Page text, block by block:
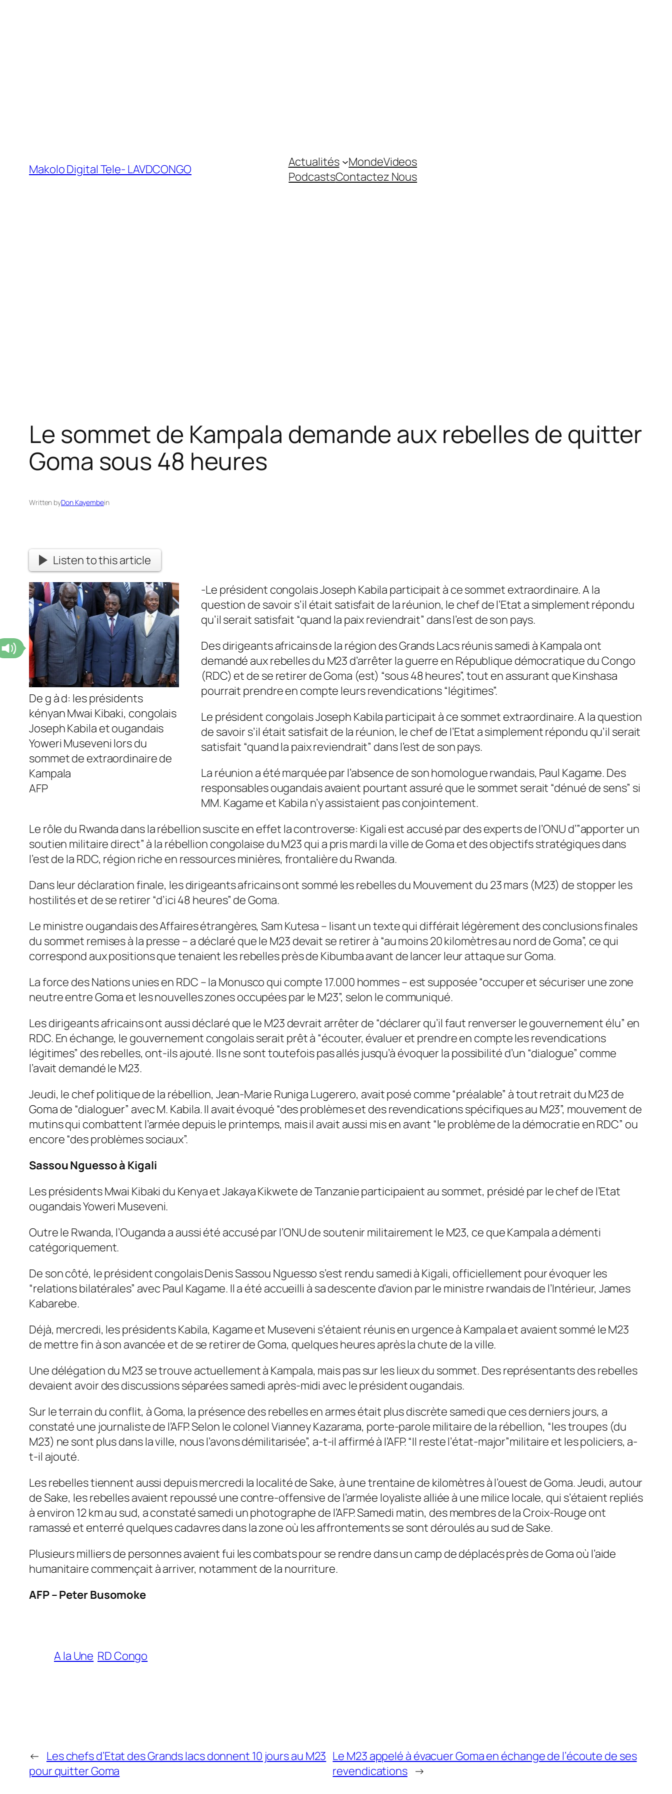
Makolo Digital Tele- LAVDCONGO Actualités MondeVideos
PodcastsContactez Nous
Le sommet de Kampala demande aux rebelles de quitter
Goma sous 48 heures
Written byDon Kayembein
Listen to this article
De g à d: les présidents
kényan Mwai Kibaki, congolais
Joseph Kabila et ougandais
Yoweri Museveni lors du
sommet de extraordinaire de
Kampala
AFP
-Le président congolais Joseph Kabila participait à ce sommet extraordinaire. A la
question de savoir s’il était satisfait de la réunion, le chef de l’Etat a simplement répondu
qu’il serait satisfait “quand la paix reviendrait” dans l’est de son pays.
Des dirigeants africains de la région des Grands Lacs réunis samedi à Kampala ont
demandé aux rebelles du M23 d’arrêter la guerre en République démocratique du Congo
(RDC) et de se retirer de Goma (est) “sous 48 heures”, tout en assurant que Kinshasa
pourrait prendre en compte leurs revendications “légitimes”.
Le président congolais Joseph Kabila participait à ce sommet extraordinaire. A la question
de savoir s’il était satisfait de la réunion, le chef de l’Etat a simplement répondu qu’il serait
satisfait “quand la paix reviendrait” dans l’est de son pays.
La réunion a été marquée par l’absence de son homologue rwandais, Paul Kagame. Des
responsables ougandais avaient pourtant assuré que le sommet serait “dénué de sens” si
MM. Kagame et Kabila n’y assistaient pas conjointement.
Le rôle du Rwanda dans la rébellion suscite en effet la controverse: Kigali est accusé par des experts de l’ONU d’”apporter un
soutien militaire direct” à la rébellion congolaise du M23 qui a pris mardi la ville de Goma et des objectifs stratégiques dans
l’est de la RDC, région riche en ressources minières, frontalière du Rwanda.
Dans leur déclaration finale, les dirigeants africains ont sommé les rebelles du Mouvement du 23 mars (M23) de stopper les
hostilités et de se retirer “d’ici 48 heures” de Goma.
Le ministre ougandais des Affaires étrangères, Sam Kutesa – lisant un texte qui différait légèrement des conclusions finales
du sommet remises à la presse – a déclaré que le M23 devait se retirer à “au moins 20 kilomètres au nord de Goma”, ce qui
correspond aux positions que tenaient les rebelles près de Kibumba avant de lancer leur attaque sur Goma.
La force des Nations unies en RDC – la Monusco qui compte 17.000 hommes – est supposée “occuper et sécuriser une zone
neutre entre Goma et les nouvelles zones occupées par le M23”, selon le communiqué.
Les dirigeants africains ont aussi déclaré que le M23 devrait arrêter de “déclarer qu’il faut renverser le gouvernement élu” en
RDC. En échange, le gouvernement congolais serait prêt à “écouter, évaluer et prendre en compte les revendications
légitimes” des rebelles, ont-ils ajouté. Ils ne sont toutefois pas allés jusqu’à évoquer la possibilité d’un “dialogue” comme
l’avait demandé le M23.
Jeudi, le chef politique de la rébellion, Jean-Marie Runiga Lugerero, avait posé comme “préalable” à tout retrait du M23 de
Goma de “dialoguer” avec M. Kabila. Il avait évoqué “des problèmes et des revendications spécifiques au M23”, mouvement de
mutins qui combattent l’armée depuis le printemps, mais il avait aussi mis en avant “le problème de la démocratie en RDC” ou
encore “des problèmes sociaux”.
Sassou Nguesso à Kigali
Les présidents Mwai Kibaki du Kenya et Jakaya Kikwete de Tanzanie participaient au sommet, présidé par le chef de l’Etat
ougandais Yoweri Museveni.
Outre le Rwanda, l’Ouganda a aussi été accusé par l’ONU de soutenir militairement le M23, ce que Kampala a démenti
catégoriquement.
De son côté, le président congolais Denis Sassou Nguesso s’est rendu samedi à Kigali, officiellement pour évoquer les
“relations bilatérales” avec Paul Kagame. Il a été accueilli à sa descente d’avion par le ministre rwandais de l’Intérieur, James
Kabarebe.
Déjà, mercredi, les présidents Kabila, Kagame et Museveni s’étaient réunis en urgence à Kampala et avaient sommé le M23
de mettre fin à son avancée et de se retirer de Goma, quelques heures après la chute de la ville.
Une délégation du M23 se trouve actuellement à Kampala, mais pas sur les lieux du sommet. Des représentants des rebelles
devaient avoir des discussions séparées samedi après-midi avec le président ougandais.
Sur le terrain du conflit, à Goma, la présence des rebelles en armes était plus discrète samedi que ces derniers jours, a
constaté une journaliste de l’AFP. Selon le colonel Vianney Kazarama, porte-parole militaire de la rébellion, “les troupes (du
M23) ne sont plus dans la ville, nous l’avons démilitarisée”, a-t-il affirmé à l’AFP. “Il reste l’état-major”militaire et les policiers, a-
t-il ajouté.
Les rebelles tiennent aussi depuis mercredi la localité de Sake, à une trentaine de kilomètres à l’ouest de Goma. Jeudi, autour
de Sake, les rebelles avaient repoussé une contre-offensive de l’armée loyaliste alliée à une milice locale, qui s’étaient repliés
à environ 12 km au sud, a constaté samedi un photographe de l’AFP. Samedi matin, des membres de la Croix-Rouge ont
ramassé et enterré quelques cadavres dans la zone où les affrontements se sont déroulés au sud de Sake.
Plusieurs milliers de personnes avaient fui les combats pour se rendre dans un camp de déplacés près de Goma où l’aide
humanitaire commençait à arriver, notamment de la nourriture.
AFP – Peter Busomoke
A la Une RD Congo
← Les chefs d’Etat des Grands lacs donnent 10 jours au M23
pour quitter Goma
Le M23 appelé à évacuer Goma en échange de l’écoute de ses
revendications →